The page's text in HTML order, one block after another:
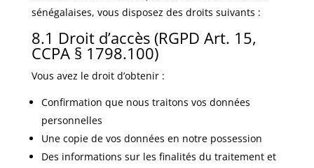
sénégalaises, vous disposez des droits suivants :
8.1 Droit d’accès (RGPD Art. 15,
CCPA § 1798.100)
Vous avez le droit d’obtenir :
Confirmation que nous traitons vos données
personnelles
Une copie de vos données en notre possession
Des informations sur les finalités du traitement et